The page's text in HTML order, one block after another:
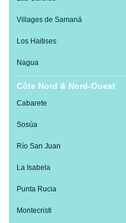
Villages de Samaná
Los Haitises
Nagua
Côte Nord & Nord-Ouest
Cabarete
Sosúa
Río San Juan
La Isabela
Punta Rucia
Montecristi